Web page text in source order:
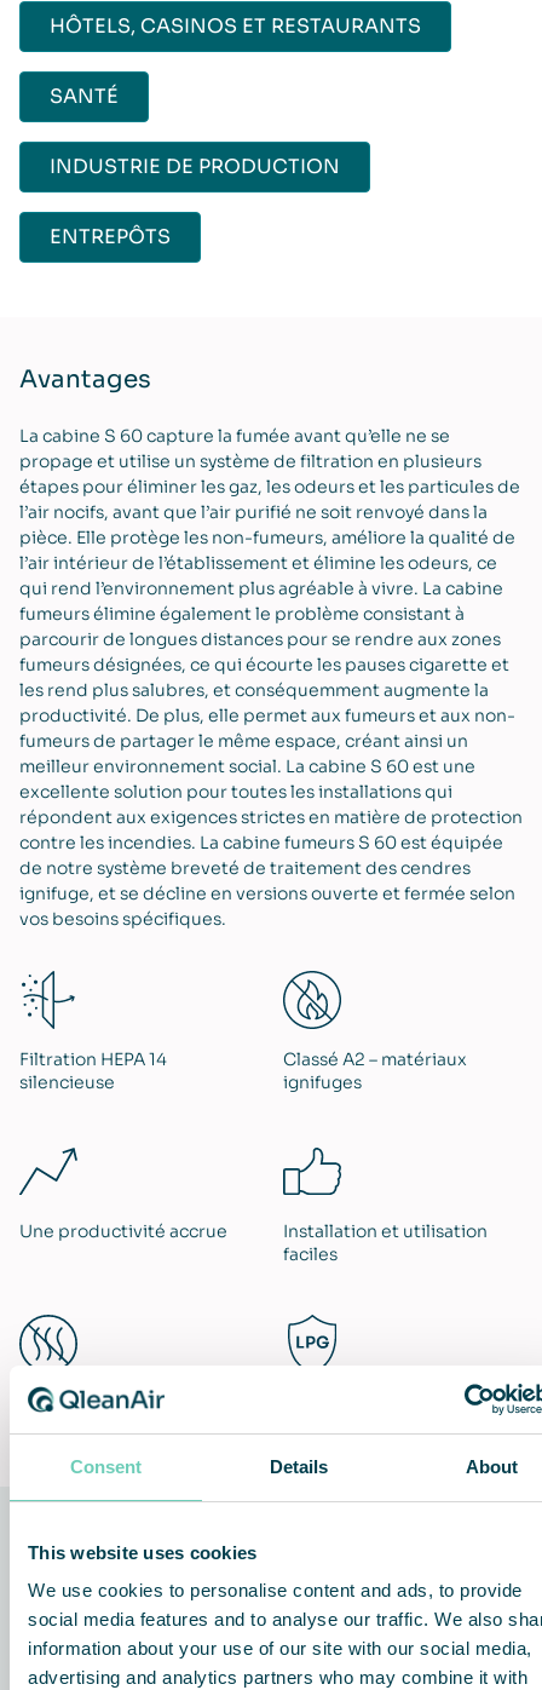
Consent Details About
This website uses cookies
We use cookies to personalise content and ads, to provide
social media features and to analyse our traffic. We also
information about your use of our site with our social media,
advertising and analytics partners who may combine it with
HÔTELS, CASINOS ET RESTAURANTS
SANTÉ
INDUSTRIE DE PRODUCTION
ENTREPÔTS
Avantages
La cabine S 60 capture la fumée avant qu’elle ne se
propage et utilise un système de filtration en plusieurs
étapes pour éliminer les gaz, les odeurs et les particules de
l’air nocifs, avant que l’air purifié ne soit renvoyé dans la
pièce. Elle protège les non-fumeurs, améliore la qualité de
l’air intérieur de l’établissement et élimine les odeurs, ce
qui rend l’environnement plus agréable à vivre. La cabine
fumeurs élimine également le problème consistant à
parcourir de longues distances pour se rendre aux zones
fumeurs désignées, ce qui écourte les pauses cigarette et
les rend plus salubres, et conséquemment augmente la
productivité. De plus, elle permet aux fumeurs et aux non-
fumeurs de partager le même espace, créant ainsi un
meilleur environnement social. La cabine S 60 est une
excellente solution pour toutes les installations qui
répondent aux exigences strictes en matière de protection
contre les incendies. La cabine fumeurs S 60 est équipée
de notre système breveté de traitement des cendres
ignifuge, et se décline en versions ouverte et fermée selon
vos besoins spécifiques.
Filtration HEPA 14
silencieuse
Classé A2 – matériaux
ignifuges​
Une productivité accrue​
Installation et utilisation
faciles
Système de traitement des
Lifetime Performance
La technologie derrière la solution